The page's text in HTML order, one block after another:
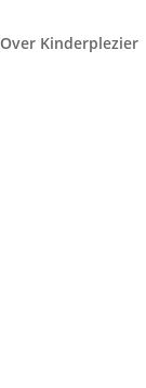
Over Kinderplezier